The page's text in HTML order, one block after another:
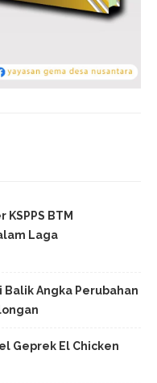
BTM
Laga
Angka Perubahan
Geprek El Chicken